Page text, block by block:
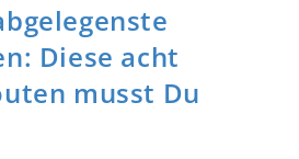
Diese acht
musst Du